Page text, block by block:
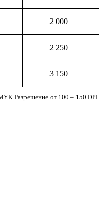
2 000
2 250
3 150
Раз­ре­ше­ние от 100 – 150 DPI